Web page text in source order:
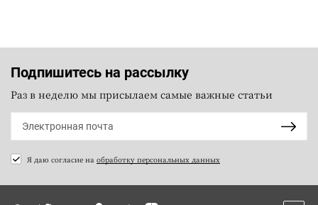
Подпишитесь на рассылку
Раз в неделю мы присылаем самые важные статьи
Я даю согласие на обработку персональных данных